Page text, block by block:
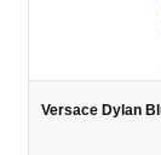
Versace Dylan